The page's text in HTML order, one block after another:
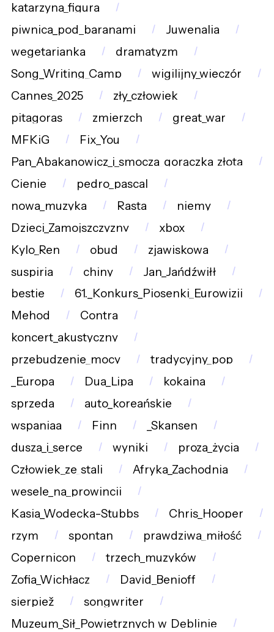
katarzyna_figura
piwnica_pod_baranami
Juwenalia
wegetarianka
dramatyzm
Song_Writing_Camp
wigilijny_wieczór
Cannes_2025
zły_człowiek
pitagoras
zmierzch
great_war
MFKiG
Fix_You
Pan_Abakanowicz_i_smocza_gorączka_złota
Cienie
pedro_pascal
nowa_muzyka
Rasta
niemy
Dzieci_Zamojszczyzny
xbox
Kylo_Ren
obud
zjawiskowa
suspiria
chiny
Jan_Jańdźwiłł
bestie
61._Konkurs_Piosenki_Eurowizji
Mehod
Contra
koncert_akustyczny
przebudzenie_mocy
tradycyjny_pop
_Europa
Dua_Lipa
kokaina
sprzeda
auto_koreańskie
wspaniaa
Finn
_Skansen
dusza_i_serce
wyniki
proza_życia
Człowiek_ze_stali
Afryka_Zachodnia
wesele_na_prowincji
Kasia_Wodecka-Stubbs
Chris_Hooper
rzym
spontan
prawdziwa_miłość
Copernicon
trzech_muzyków
Zofia_Wichłacz
David_Benioff
sierpiež
songwriter
Muzeum_Sił_Powietrznych_w_Dęblinie